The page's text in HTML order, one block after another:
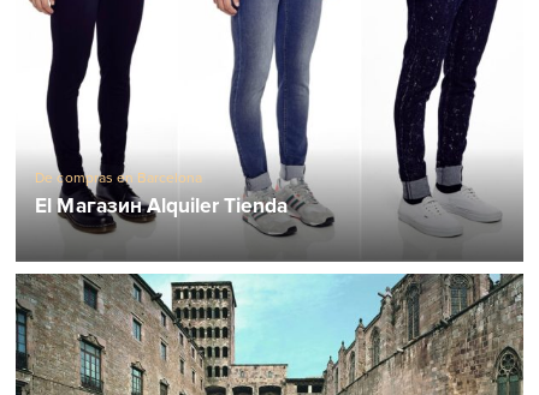
De compras en Barcelona
El Магазин Alquiler Tienda